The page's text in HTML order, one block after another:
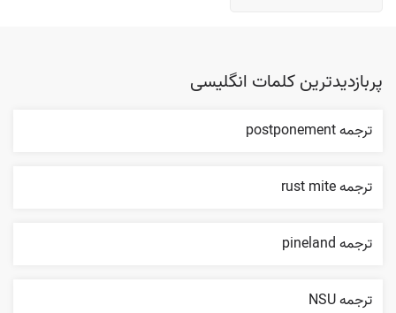
پربازدیدترین کلمات انگلیسی
ترجمه postponement
ترجمه rust mite
ترجمه pineland
ترجمه NSU